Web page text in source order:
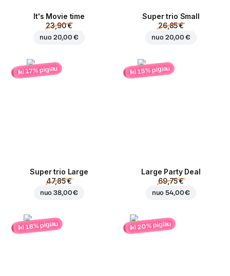
It's Movie time
23,90 €
nuo 20,00 €
Super trio Small
26,85 €
nuo 20,00 €
iki 17% pigiau
Super trio Large
47,85 €
nuo38,00 €
iki 15% pigiau
Large Party Deal
69,75 €
nuo54,00 €
iki 18% pigiau iki 20% pigiau